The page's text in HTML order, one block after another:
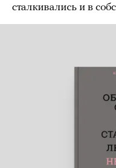
сталкивались и в